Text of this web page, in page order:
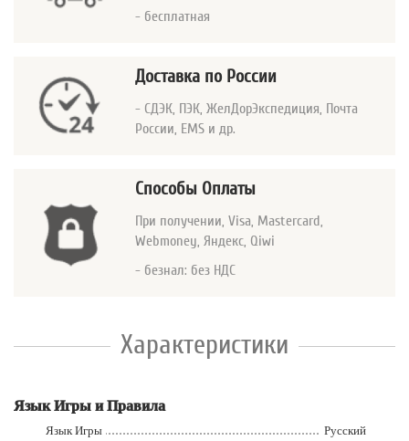
- бесплатная
Доставка по России
- СДЭК, ПЭК, ЖелДорЭкспедиция, Почта
России, EMS и др.
Способы Оплаты
При получении, Visa, Mastercard
Webmoney, Яндекс, Qiwi
- безнал: без НДС
Характеристики
Язык Игры и Правила
Язык Игры
Русский